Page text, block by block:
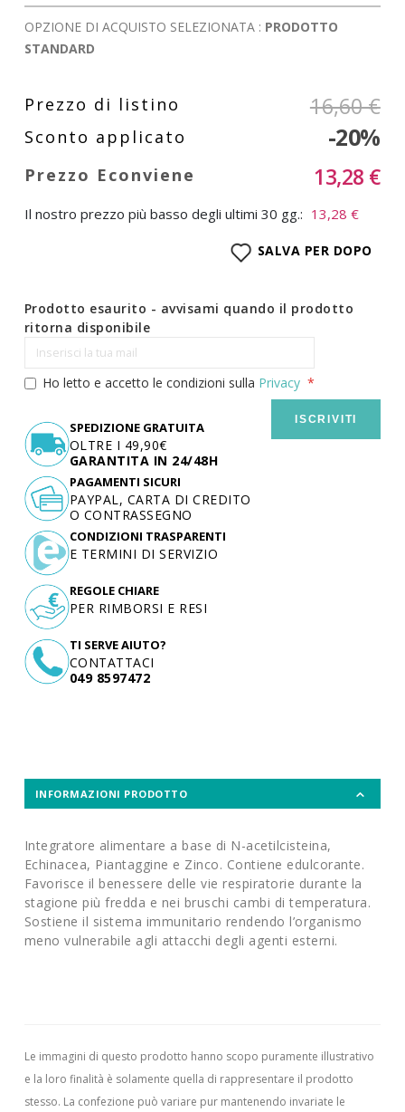
OPZIONE DI ACQUISTO SELEZIONATA : PRODOTTO
STANDARD
16,60 €
-20%
13,28 €
Il nostro prezzo più basso degli ultimi 30 gg.: 13,28 €
SALVA PER DOPO
Prodotto esaurito - avvisami quando il prodotto
ritorna disponibile
Ho letto e accetto le condizioni sulla Privacy
ISCRIVITI
SPEDIZIONE GRATUITA
OLTRE I 49,90€
GARANTITA IN 24/48H
TI SERVE AIUTO?
CONTATTACI
049 8597472
PAGAMENTI SICURI
PAYPAL, CARTA DI CREDITO
O CONTRASSEGNO
CONDIZIONI TRASPARENTI
E TERMINI DI SERVIZIO
REGOLE CHIARE
PER RIMBORSI E RESI
INFORMAZIONI PRODOTTO
Integratore alimentare a base di N-acetilcisteina,
Echinacea, Piantaggine e Zinco. Contiene edulcorante.
Favorisce il benessere delle vie respiratorie durante la
stagione più fredda e nei bruschi cambi di temperatura.
Sostiene il sistema immunitario rendendo l’organismo
meno vulnerabile agli attacchi degli agenti esterni.
Le immagini di questo prodotto hanno scopo puramente illustrativo
e la loro finalità è solamente quella di rappresentare il prodotto
stesso. La confezione può variare pur mantenendo invariate le